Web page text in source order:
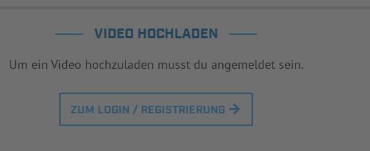
VIDEO HOCHLADEN
Um ein Video hochzuladen musst du angemeldet sein.
ZUM LOGIN / REGISTRIERUNG